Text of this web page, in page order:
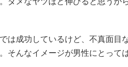
は成功しているけど、不真面目
そんなイメージが男性にとって